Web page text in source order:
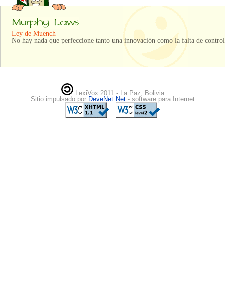
Ley de Muench
No hay nada que perfeccione tanto una innovación como la falta de
LexiVox 2011 - La Paz, Bolivia
Sitio impulsado por DeveNet.Net - software para Internet